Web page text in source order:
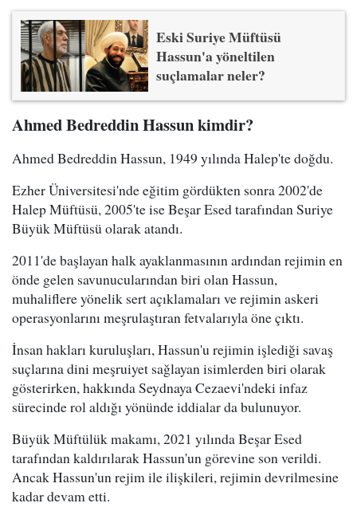
Eski Suriye Müftüsü
Hassun'a yöneltilen
suçlamalar neler?
Ahmed Bedreddin Hassun kimdir?
Ahmed Bedreddin Hassun, 1949 yılında Halep'te doğdu.
Ezher Üniversitesi'nde eğitim gördükten sonra 2002'de
Halep Müftüsü, 2005'te ise Beşar Esed tarafından Suriye
Büyük Müftüsü olarak atandı.
2011'de başlayan halk ayaklanmasının ardından rejimin en
önde gelen savunucularından biri olan Hassun,
muhaliflere yönelik sert açıklamaları ve rejimin askeri
operasyonlarını meşrulaştıran fetvalarıyla öne çıktı.
İnsan hakları kuruluşları, Hassun'u rejimin işlediği savaş
suçlarına dini meşruiyet sağlayan isimlerden biri olarak
gösterirken, hakkında Seydnaya Cezaevi'ndeki infaz
sürecinde rol aldığı yönünde iddialar da bulunuyor.
Büyük Müftülük makamı, 2021 yılında Beşar Esed
tarafından kaldırılarak Hassun'un görevine son verildi.
Ancak Hassun'un rejim ile ilişkileri, rejimin devrilmesine
kadar devam etti.